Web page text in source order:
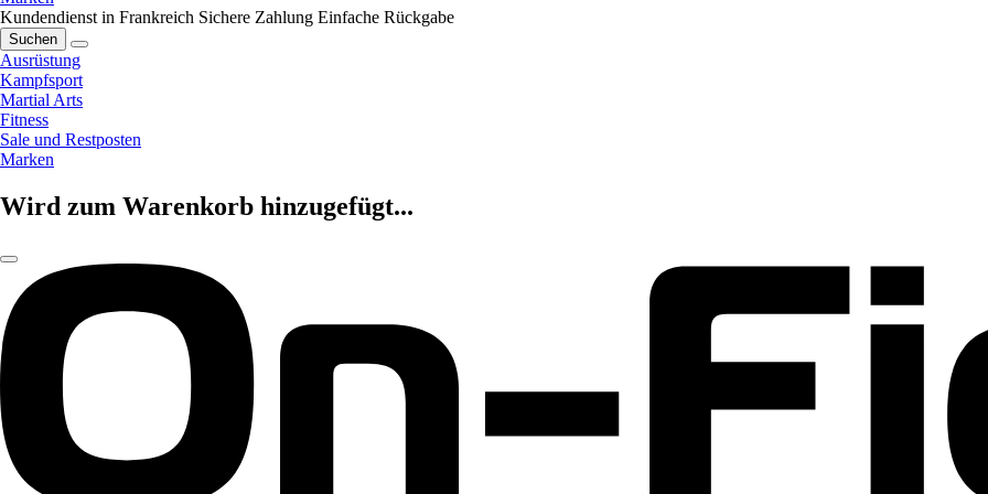
Kundendienst in Frankreich Sichere Zahlung Einfache Rückgabe
Suchen
Ausrüstung
Kampfsport
Martial Arts
Fitness
Sale und Restposten
Marken
Wird zum Warenkorb hinzugefügt...